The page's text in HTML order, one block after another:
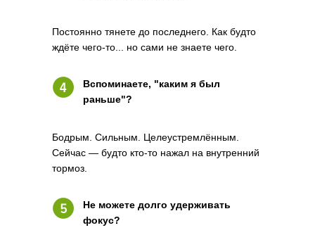
Постоянно тянете до последнего. Как будто
ждёте чего-то... но сами не знаете чего.
Вспоминаете, "каким я был
раньше"?
Бодрым. Сильным. Целеустремлённым.
Сейчас — будто кто-то нажал на внутренний
тормоз.
Не можете долго удерживать
фокус?